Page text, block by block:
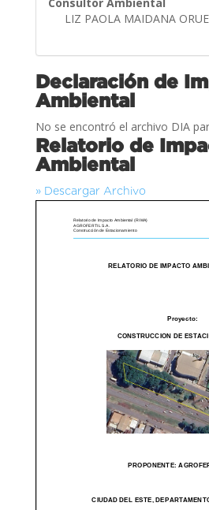
LIZ PAOLA MAIDANA
Declaración de
Ambiental
No se encontró el archivo DIA
Relatorio de
Ambiental
» Descargar Archivo